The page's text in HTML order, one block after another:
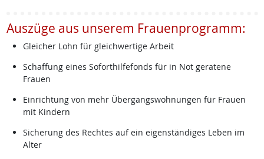
Auszüge aus unserem Frauenprogramm:
Gleicher Lohn für gleichwertige Arbeit
Schaffung eines Soforthilfefonds für in Not geratene
Frauen
Einrichtung von mehr Übergangswohnungen für Frauen
mit Kindern
Sicherung des Rechtes auf ein eigenständiges Leben im
Alter